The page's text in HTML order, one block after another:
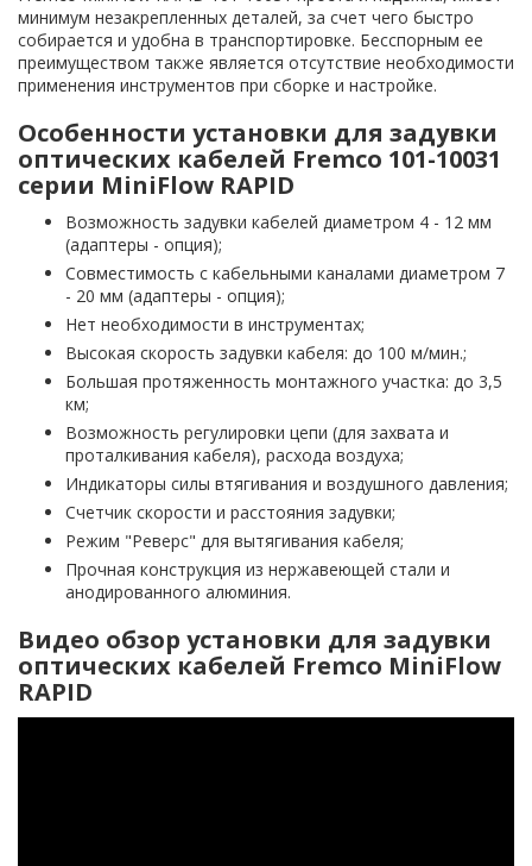
минимум незакрепленных деталей, за счет чего быстро
собирается и удобна в транспортировке. Бесспорным ее
преимуществом также является отсутствие необходимости
применения инструментов при сборке и настройке.
Особенности установки для задувки
оптических кабелей Fremco 101-10031
серии MiniFlow RAPID
Возможность задувки кабелей диаметром 4 - 12 мм
(адаптеры - опция);
Совместимость с кабельными каналами диаметром 7
- 20 мм (адаптеры - опция);
Нет необходимости в инструментах;
Высокая скорость задувки кабеля: до 100 м/мин.;
Большая протяженность монтажного участка: до 3,5
км;
Возможность регулировки цепи (для захвата и
проталкивания кабеля), расхода воздуха;
Индикаторы силы втягивания и воздушного давления;
Счетчик скорости и расстояния задувки;
Режим "Реверс" для вытягивания кабеля;
Прочная конструкция из нержавеющей стали и
анодированного алюминия.
Видео обзор установки для задувки
оптических кабелей Fremco MiniFlow
RAPID